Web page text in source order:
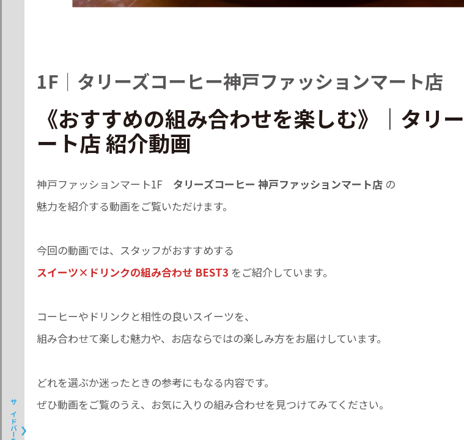
1F ｜ タリーズコーヒー神戸ファッションマート店
《おすすめの組み合わせを楽しむ》｜タリ
ート店 紹介動画
神戸ファッションマート1F タリーズコーヒー 神戸ファッションマート店 の
魅力を紹介する動画をご覧いただけます。
今回の動画では、スタッフがおすすめする
スイーツ×ドリンクの組み合わせ BEST3 をご紹介しています。
コーヒーやドリンクと相性の良いスイーツを、
組み合わせて楽しむ魅力や、お店ならではの楽しみ方をお届けしています。
どれを選ぶか迷ったときの参考にもなる内容です。
ぜひ動画をご覧のうえ、お気に入りの組み合わせを見つけてみてください。